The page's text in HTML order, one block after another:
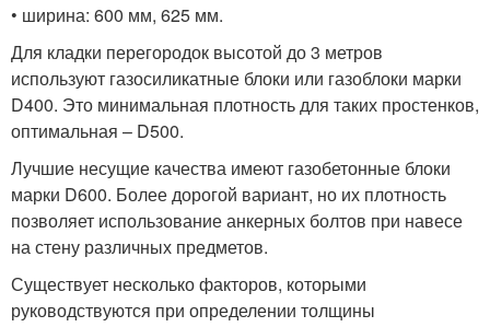
• ширина: 600 мм, 625 мм.
Для кладки перегородок высотой до 3 метров
используют газосиликатные блоки или газоблоки марки
D400. Это минимальная плотность для таких простенков,
оптимальная – D500.
Лучшие несущие качества имеют газобетонные блоки
марки D600. Более дорогой вариант, но их плотность
позволяет использование анкерных болтов при навесе
на стену различных предметов.
Существует несколько факторов, которыми
руководствуются при определении толщины